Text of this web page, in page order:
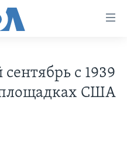
с 1939
площадках США